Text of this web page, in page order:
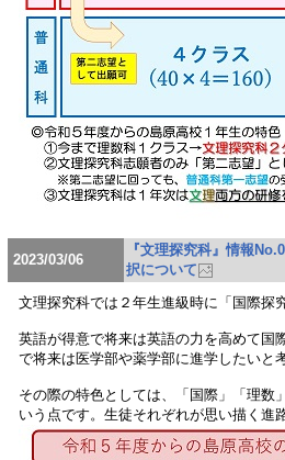
2023/03/06
『文理探究科』情報
択について
文理探究科では２年生進級時に「国際探
英語が得意で将来は英語の力を高めて国
で将来は医学部や薬学部に進学したいと
その際の特色としては、「国際」「理数
いう点です。生徒それぞれが思い描く進